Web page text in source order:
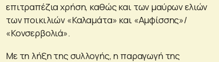
επιτραπέζια χρήση, καθώς και των μαύρων ελιών
των ποικιλιών «Καλαμάτα» και «Αμφίσσης»/
«Κονσερβολιά».
Με τη λήξη της συλλογής, η παραγωγή της